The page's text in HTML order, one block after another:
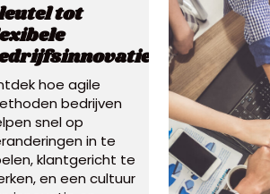
tot
hoe agile
bedrijven
snel op
in te
klantgericht te
en een cultuur